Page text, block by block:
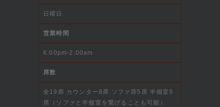
日曜日
営業時間
6:00pm-2:00am
席数
全19席 カウンター8席 ソファ席5席 半個室6
席（ソファと半個室を繋げることも可能）